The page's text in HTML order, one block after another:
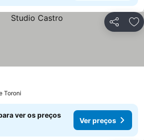
Partilhar
Toroni
ver os preços
Ver preços